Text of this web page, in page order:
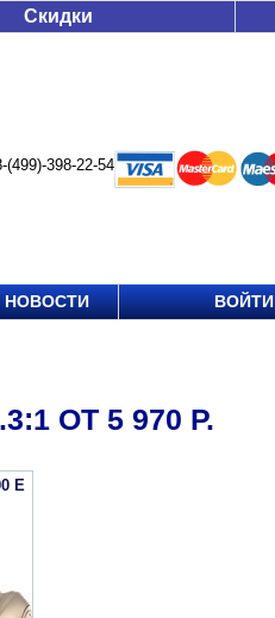
Скидки
(499)-398-22-54
НОВОСТИ ВОЙТИ
ОТ 5 970 Р.
E